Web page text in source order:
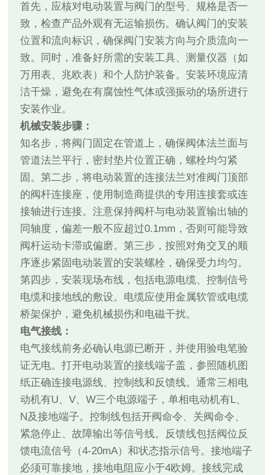
首先，应核对电动装置与阀门的型号、规格是否一
致，检查产品外观有无运输损伤。确认阀门的安装
位置和流向标识，确保阀门安装方向与介质流向一
致。同时，准备好所需的安装工具、测量仪器（如
万用表、兆欧表）和个人防护装备。安装环境应清
洁干燥，避免在有腐蚀性气体或强振动的场所进行
安装作业。
机械安装步骤：
知名步，将阀门固定在管道上，确保阀体法兰面与
管道法兰平行，密封垫片位置正确，螺栓均匀紧
固。第二步，将电动装置的连接法兰对准阀门顶部
的阀杆连接座，使用制造商提供的专用连接套或连
接轴进行连接。注意保持阀杆与电动装置输出轴的
同轴度，偏差一般不应超过0.1mm，否则可能导致
阀杆运动卡滞或偏磨。第三步，按照对角交叉的顺
序逐步紧固电动装置的安装螺栓，确保受力均匀。
第四步，安装现场布线，包括电源电缆、控制信号
电缆和接地线的敷设。电缆应使用金属软管或电缆
桥架保护，避免机械损伤和电磁干扰。
电气接线：
电气接线前务必确认电源已断开，并使用验电笔验
证无电。打开电动装置的接线端子盖，参照随机图
纸正确连接电源线、控制线和反馈线。通常三相电
动机有U、V、W三个电源端子，单相电动机有L、
N及接地端子。控制线包括开阀命令、关阀命令、
紧急停止、故障输出等信号线。反馈线包括阀位反
馈电流信号（4-20mA）和状态指示信号。接地端子
必须可靠接地，接地电阻应小于4欧姆。接线完成